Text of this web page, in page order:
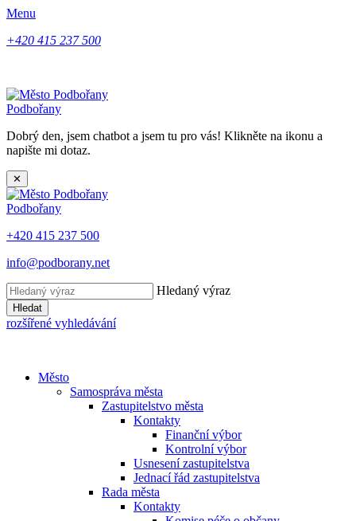
Menu
+420 415 237 500
Podbořany
Dobrý den, jsem chatbot a jsem tu pro vás! Klikněte na ikonu a
napište mi dotaz.
✕
Podbořany
+420 415 237 500
info@podborany.net
Hledaný výraz
Hledat
rozšířené vyhledávání
Město
Samospráva města
Zastupitelstvo města
Kontakty
Finanční výbor
Kontrolní výbor
Usnesení zastupitelstva
Jednací řád zastupitelstva
Rada města
Kontakty